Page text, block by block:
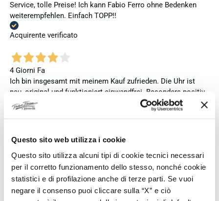
Questo sito web utilizza i cookie
Questo sito utilizza alcuni tipi di cookie tecnici necessari
per il corretto funzionamento dello stesso, nonché cookie
statistici e di profilazione anche di terze parti. Se vuoi
negare il consenso puoi cliccare sulla “X” e ciò
Service, tolle Preise! Ich kann Fabio Ferro ohne Bedenken
weiterempfehlen. Einfach TOPP!!
Acquirente verificato
4 Giorni Fa
Ich bin insgesamt mit meinem Kauf zufrieden. Die Uhr ist
neu, original und funktioniert einwandfrei. Besonders positiv
hervorheben möchte ich den attraktiven Preis sowie den
vollständig ausgefüllten und abgestempelten internationalen
meinen Erwartungen an einen autorisierten Seiko-Händler
entsprach. Die Uhr kam ohne die üblichen Schutzfolien am
Armband, die Originalverpackung entsprach nicht der
Verpackung, die ich von diesem Modell aus offiziellen
Präsentationen und Videos kenne (andere Box und anderes